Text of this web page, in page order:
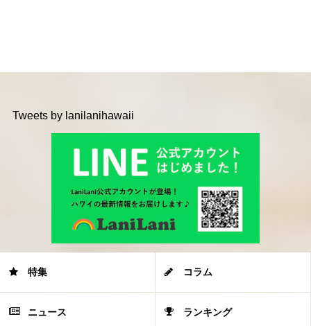
Tweets by lanilanihawaii
特集 コラム
ニュース ランキング